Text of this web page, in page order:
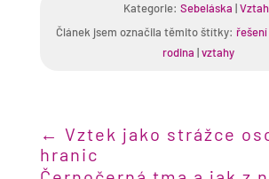
Kategorie: Sebeláska |
Článek jsem označila těmito štítky: řešení
rodina |vztahy
← Vztek jako strážce
hranic